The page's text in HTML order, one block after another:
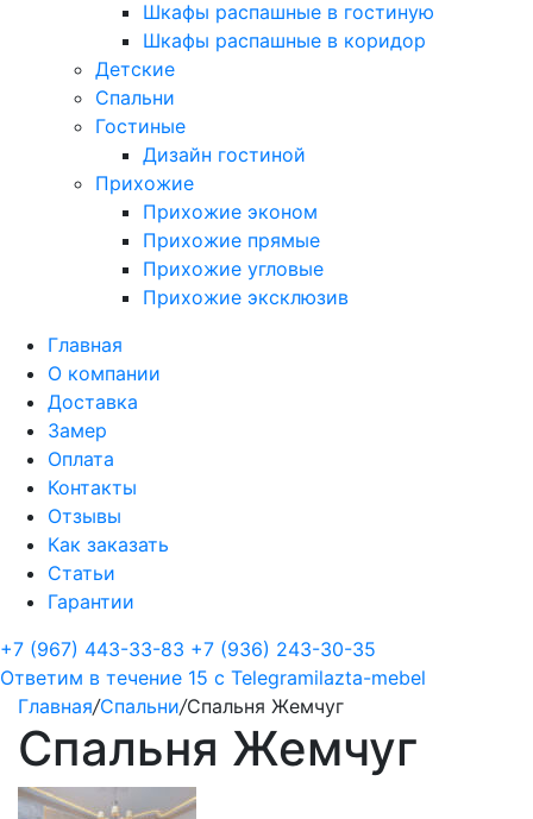
Шкафы распашные в гостиную
Шкафы распашные в коридор
Детские
Спальни
Гостиные
Дизайн гостиной
Прихожие
Прихожие эконом
Прихожие прямые
Прихожие угловые
Прихожие эксклюзив
Главная
О компании
Доставка
Замер
Оплата
Контакты
Отзывы
Как заказать
Статьи
Гарантии
+7 (967) 443-33-83 +7 (936) 243-30-35
Ответим в течение 15 с Telegramilazta-mebel
Главная/Спальни/Спальня Жемчуг
Спальня Жемчуг